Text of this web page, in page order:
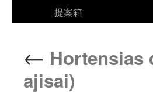
提案箱
← Hortensias
ajisai)